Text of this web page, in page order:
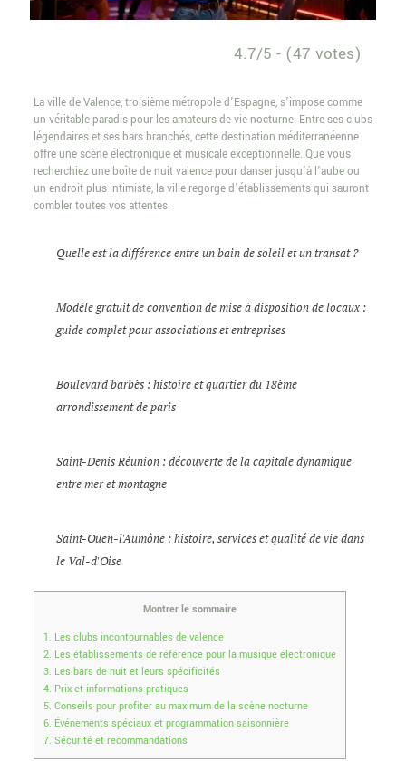
4.7/5 - (47 votes)
La ville de Valence, troisième métropole d’Espagne, s’impose comme
un véritable paradis pour les amateurs de vie nocturne. Entre ses clubs
légendaires et ses bars branchés, cette destination méditerranéenne
offre une scène électronique et musicale exceptionnelle. Que vous
recherchiez une boîte de nuit valence pour danser jusqu’à l’aube ou
un endroit plus intimiste, la ville regorge d’établissements qui sauront
combler toutes vos attentes.
Quelle est la différence entre un bain de soleil et un transat ?
Modèle gratuit de convention de mise à disposition de locaux :
guide complet pour associations et entreprises
Boulevard barbès : histoire et quartier du 18ème
arrondissement de paris
Saint-Denis Réunion : découverte de la capitale dynamique
entre mer et montagne
Saint-Ouen-l'Aumône : histoire, services et qualité de vie dans
le Val-d'Oise
Montrer le sommaire
1. Les clubs incontournables de valence
2. Les établissements de référence pour la musique électronique
3. Les bars de nuit et leurs spécificités
4. Prix et informations pratiques
5. Conseils pour profiter au maximum de la scène nocturne
6. Événements spéciaux et programmation saisonnière
7. Sécurité et recommandations